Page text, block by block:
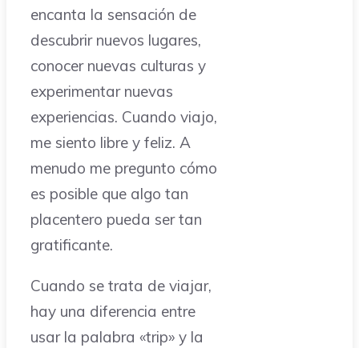
encanta la sensación de
descubrir nuevos lugares,
conocer nuevas culturas y
experimentar nuevas
experiencias. Cuando viajo,
me siento libre y feliz. A
menudo me pregunto cómo
es posible que algo tan
placentero pueda ser tan
gratificante.
Cuando se trata de viajar,
hay una diferencia entre
usar la palabra «trip» y la